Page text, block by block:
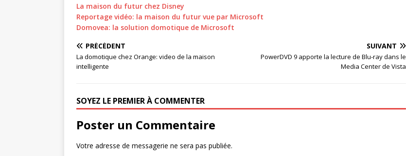
La maison du futur chez Disney
Reportage vidéo: la maison du futur vue par Microsoft
Domovea: la solution domotique de Microsoft
PRÉCÉDENT
La domotique chez Orange: video de la maison
intelligente
SUIVANT
PowerDVD 9 apporte la lecture de Blu-ray dans le
Media Center de Vista
SOYEZ LE PREMIER À COMMENTER
Poster un Commentaire
Votre adresse de messagerie ne sera pas publiée.